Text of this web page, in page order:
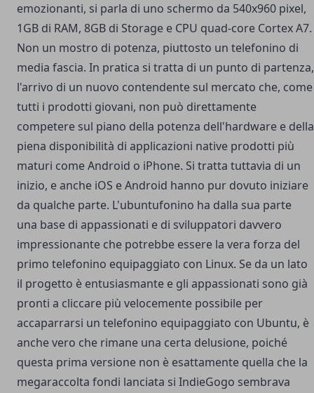
emozionanti, si parla di uno schermo da 540x960 pixel,
1GB di RAM, 8GB di Storage e CPU quad-core Cortex A7.
Non un mostro di potenza, piuttosto un telefonino di
media fascia. In pratica si tratta di un punto di partenza,
l'arrivo di un nuovo contendente sul mercato che, come
tutti i prodotti giovani, non può direttamente
competere sul piano della potenza dell'hardware e della
piena disponibilità di applicazioni native prodotti più
maturi come Android o iPhone. Si tratta tuttavia di un
inizio, e anche iOS e Android hanno pur dovuto iniziare
da qualche parte. L'ubuntufonino ha dalla sua parte
una base di appassionati e di sviluppatori davvero
impressionante che potrebbe essere la vera forza del
primo telefonino equipaggiato con Linux. Se da un lato
il progetto è entusiasmante e gli appassionati sono già
pronti a cliccare più velocemente possibile per
accaparrarsi un telefonino equipaggiato con Ubuntu, è
anche vero che rimane una certa delusione, poiché
questa prima versione non è esattamente quella che la
megaraccolta fondi lanciata si IndieGogo sembrava